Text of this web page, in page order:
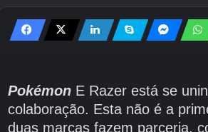
Pokémon E Razer está se
colaboração. Esta não é a
duas marcas fazem parceria,